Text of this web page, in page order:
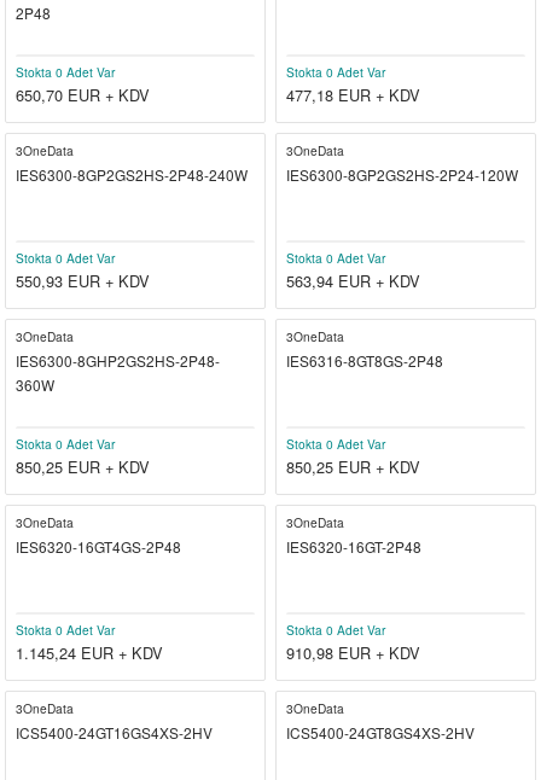
2P48
Stokta 0 Adet Var
650,70 EUR + KDV
Stokta 0 Adet Var
477,18 EUR + KDV
3OneData
IES6300-8GP2GS2HS-2P48-240W
Stokta 0 Adet Var
550,93 EUR + KDV
3OneData
IES6300-8GP2GS2HS-2P24-120W
Stokta 0 Adet Var
563,94 EUR + KDV
3OneData
IES6300-8GHP2GS2HS-2P48-
360W
Stokta 0 Adet Var
850,25 EUR + KDV
3OneData
IES6316-8GT8GS-2P48
Stokta 0 Adet Var
850,25 EUR + KDV
3OneData
IES6320-16GT4GS-2P48
Stokta 0 Adet Var
1.145,24 EUR + KDV
3OneData
IES6320-16GT-2P48
Stokta 0 Adet Var
910,98 EUR + KDV
3OneData
ICS5400-24GT16GS4XS-2HV
3OneData
ICS5400-24GT8GS4XS-2HV